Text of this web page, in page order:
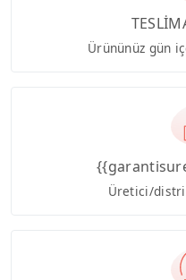
Ürününüz gün
Üretici/